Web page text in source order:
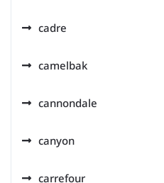
cadre
camelbak
cannondale
canyon
carrefour